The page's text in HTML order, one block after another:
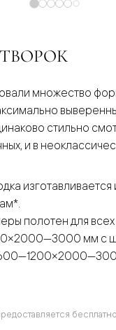
множество
стильно
и в
изготавливается
полотен для
мм с